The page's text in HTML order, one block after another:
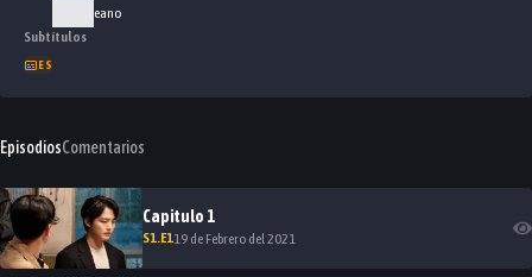
Coreano
Subtítulos
ES
EpisodiosComentarios
Capitulo 1
S1.E119 de Febrero del 2021